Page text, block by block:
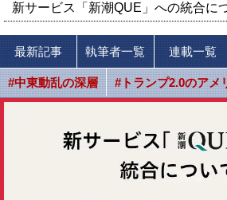
新サービス「新潮QUE」への統合に
最新記事 執筆者一覧 連載一覧
#中東動乱の深層 #トランプ2.0のアメ